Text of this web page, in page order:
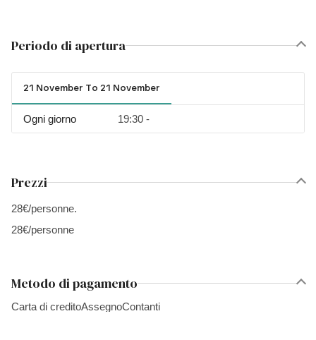
Periodo di apertura
21 November To 21 November
Ogni giorno 19:30 -
Prezzi
28€/personne.
28€/personne
Metodo di pagamento
Carta di creditoAssegnoContanti